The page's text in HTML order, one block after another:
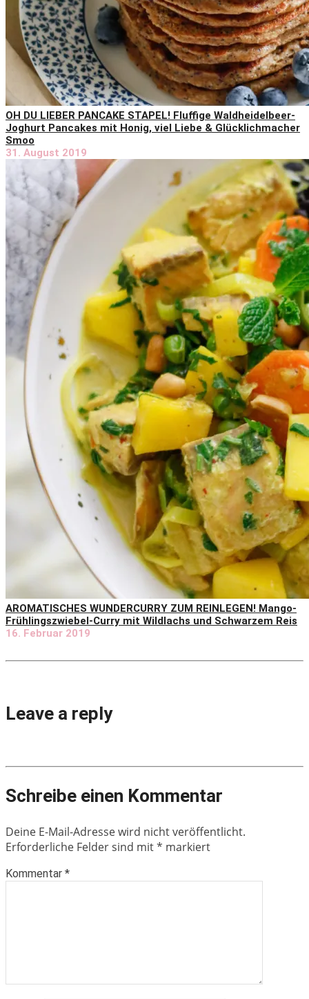
OH DU LIEBER PANCAKE STAPEL! Fluffige Waldheidelbeer-
Joghurt Pancakes mit Honig, viel Liebe & Glücklichmacher
Smoo
31. August 2019
AROMATISCHES WUNDERCURRY ZUM REINLEGEN! Mango-
Frühlingszwiebel-Curry mit Wildlachs und Schwarzem Reis
16. Februar 2019
Leave a reply
Schreibe einen Kommentar
Deine E-Mail-Adresse wird nicht veröffentlicht.
Erforderliche Felder sind mit* markiert
Kommentar *